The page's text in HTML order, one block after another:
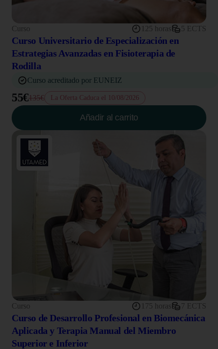
Curso 125 horas 5 ECTS
Curso Universitario de Especialización en
Estrategias Avanzadas en Fisioterapia de
Rodilla
Curso acreditado por EUNEIZ
55€135€ La Oferta Caduca el 10/08/2026
Añadir al carrito
Curso 175 horas 7 ECTS
Curso de Desarrollo Profesional en Biomecánica
Aplicada y Terapia Manual del Miembro
Superior e Inferior